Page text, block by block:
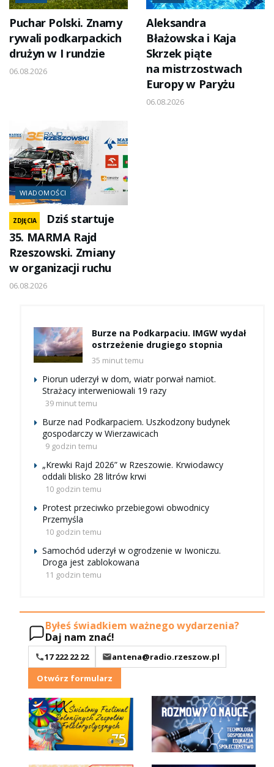
Puchar Polski. Znamy
rywali podkarpackich
drużyn w I rundzie
06.08.2026
Aleksandra
Błażowska i Kaja
Skrzek piąte
na mistrzostwach
Europy w Paryżu
06.08.2026
WIADOMOŚCI
ZDJĘCIA
Dziś startuje
35. MARMA Rajd
Rzeszowski. Zmiany
w organizacji ruchu
06.08.2026
Burze na Podkarpaciu. IMGW wydał
ostrzeżenie drugiego stopnia
35 minut temu
Piorun uderzył w dom, wiatr porwał namiot.
Strażacy interweniowali 19 razy
39 minut temu
Burze nad Podkarpaciem. Uszkodzony budynek
gospodarczy w Wierzawicach
9 godzin temu
„Krewki Rajd 2026” w Rzeszowie. Krwiodawcy
oddali blisko 28 litrów krwi
10 godzin temu
Protest przeciwko przebiegowi obwodnicy
Przemyśla
10 godzin temu
Samochód uderzył w ogrodzenie w Iwoniczu.
Droga jest zablokowana
11 godzin temu
Byłeś świadkiem ważnego wydarzenia?
Daj nam znać!
17 222 22 22
antena@radio.rzeszow.pl
Otwórz formularz